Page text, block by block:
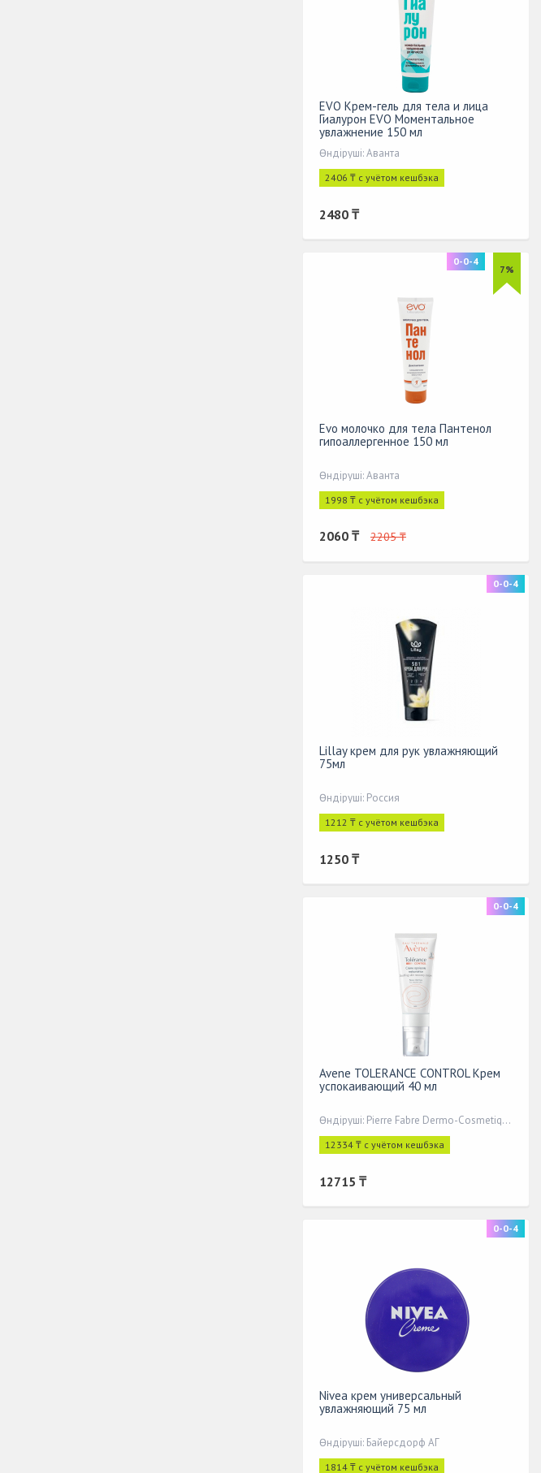
EVO Крем-гель для тела и лица
Гиалурон EVO Моментальное
увлажнение 150 мл
Өндіруші: Аванта
2406 ₸ с учётом кешбэка
2480 ₸
7%
0-0-4
Evo молочко для тела Пантенол
гипоаллергенное 150 мл
Өндіруші: Аванта
1998 ₸ с учётом кешбэка
2060 ₸ 2205 ₸
0-0-4
Lillay крем для рук увлажняющий
75мл
Өндіруші: Россия
1212 ₸ с учётом кешбэка
1250 ₸
0-0-4
Avene TOLERANCE CONTROL Крем
успокаивающий 40 мл
Өндіруші: Pierre Fabre Dermo-Cosmetique
12334 ₸ с учётом кешбэка
12715 ₸
0-0-4
Nivea крем универсальный
увлажняющий 75 мл
Өндіруші: Байерсдорф АГ
1814 ₸ с учётом кешбэка